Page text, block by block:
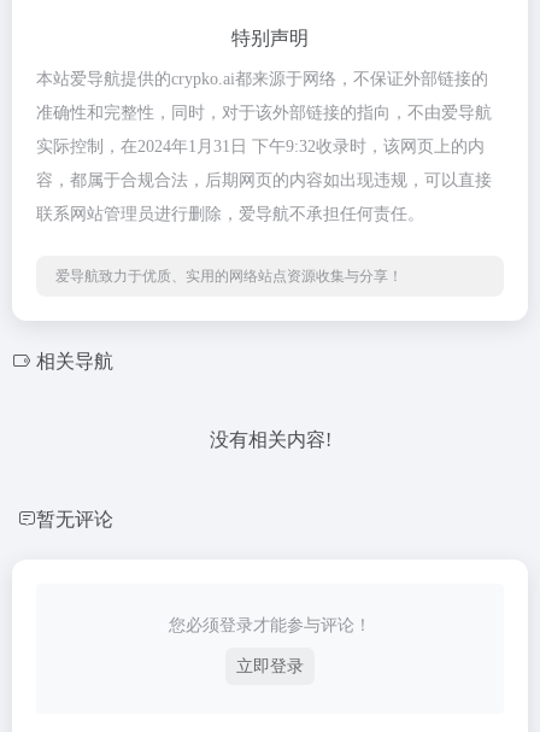
特别声明
本站爱导航提供的crypko.ai都来源于网络，不保证外部链接的
准确性和完整性，同时，对于该外部链接的指向，不由爱导航
实际控制，在2024年1月31日 下午9:32收录时，该网页上的内
容，都属于合规合法，后期网页的内容如出现违规，可以直接
联系网站管理员进行删除，爱导航不承担任何责任。
爱导航致力于优质、实用的网络站点资源收集与分享！
相关导航
没有相关内容!
暂无评论
您必须登录才能参与评论！
立即登录